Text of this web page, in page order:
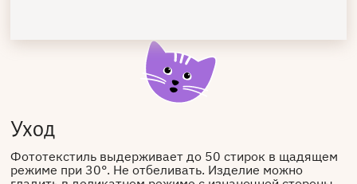
Уход
Фототекстиль выдерживает до 50 стирок в щадящем
режиме при 30°. Не отбеливать. Изделие можно